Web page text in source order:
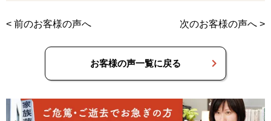
< 前のお客様の声へ 次のお客様の声へ >
お客様の声一覧に戻る